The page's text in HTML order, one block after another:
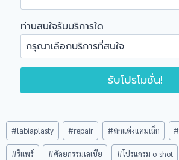
ท่านสนใจรับบริการใด
รับโปรโมชั่น!
Post
Tags:
#labiaplasty #repair #ตกแต่งแคมเล็ก #
#รีแพร์ #ศัลยกรรมเลเบีย #โปรแกรม o-shot